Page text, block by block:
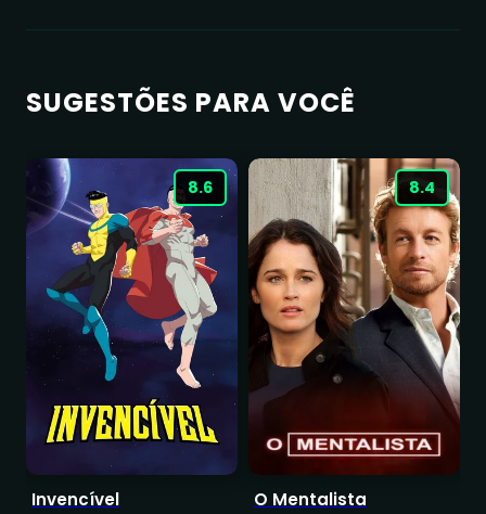
SUGESTÕES PARA VOCÊ
8.6
Invencível
8.4
O Mentalista